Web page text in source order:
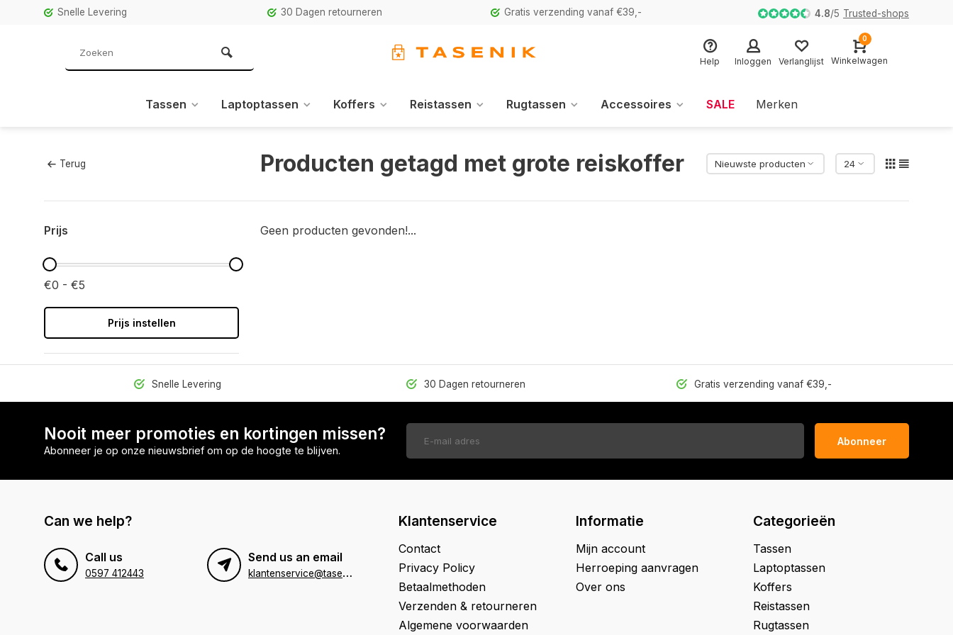
Snelle Levering 30 Dagen retourneren Gratis verzending vanaf €39,- 4.8/5 Trusted-shops
Help Inloggen Verlanglijst
0
Winkelwagen
Tassen Laptoptassen Koffers Reistassen Rugtassen Accessoires SALE Merken
Terug Producten getagd met grote reiskoffer
Prijs
€0 - €5
Prijs instellen
Geen producten gevonden!...
Snelle Levering 30 Dagen retourneren Gratis verzending vanaf €39,-
Nooit meer promoties en kortingen missen?
Abonneer je op onze nieuwsbrief om op de hoogte te blijven.
Abonneer
Can we help?
Call us
0597 412443
Send us an email
k
lantenservice@tasenik.nl
Klantenservice
Contact
Privacy Policy
Betaalmethoden
Verzenden & retourneren
Algemene voorwaarden
Informatie
Mijn account
Herroeping aanvragen
Over ons
Categorieën
Tassen
Laptoptassen
Koffers
Reistassen
Rugtassen